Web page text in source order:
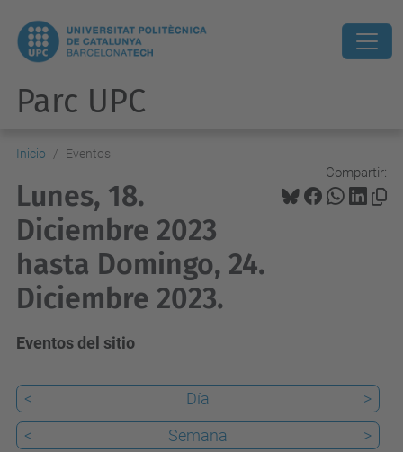
Parc UPC
Inicio Eventos
Compartir:
Lunes, 18.
Diciembre 2023
hasta Domingo, 24.
Diciembre 2023.
Eventos del sitio
< Día
>
<
Semana
>